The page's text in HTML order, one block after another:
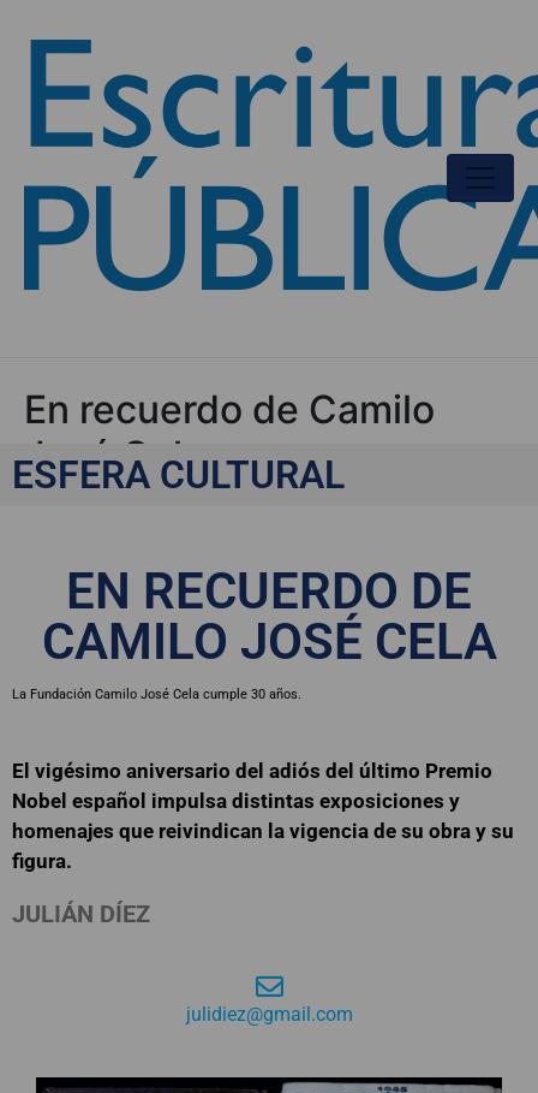
En recuerdo de Camilo
José Cela
ESFERA CULTURAL
EN RECUERDO DE
CAMILO JOSÉ CELA
La Fundación Camilo José Cela cumple 30 años.
El vigésimo aniversario del adiós del último Premio
Nobel español impulsa distintas exposiciones y
homenajes que reivindican la vigencia de su obra y su
figura.
JULIÁN DÍEZ
julidiez@gmail.com